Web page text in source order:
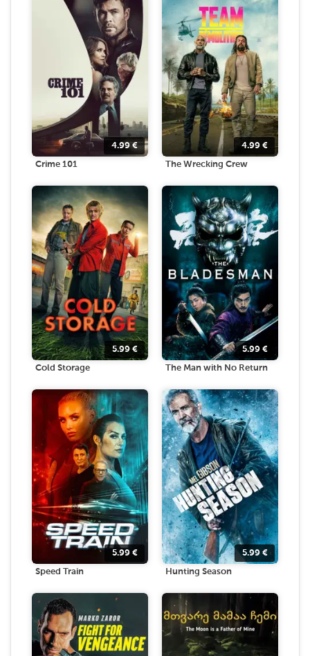
4.99€
Crime 101
4.99 €
The Wrecking Crew
5.99 €
Cold Storage
5.99 €
The Man with No Return
5.99 €
Speed Train
5.99 €
Hunting Season